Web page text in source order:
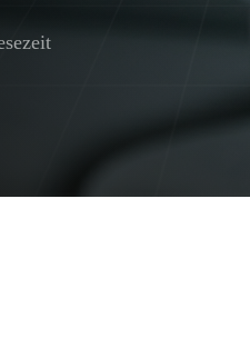
für die EU-Konformität